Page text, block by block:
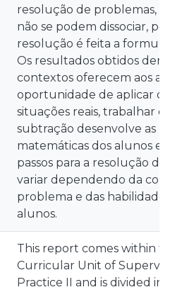
resolução de problemas,
não se podem dissociar,
resolução é feita a
Os resultados obtidos
contextos oferecem aos
oportunidade de aplicar
situações reais, trabalhar
subtração desenvolve as
matemáticas dos alunos e
passos para a resolução
variar dependendo da
problema e das
alunos.
This report comes within
Curricular Unit of
Practice II and is divided